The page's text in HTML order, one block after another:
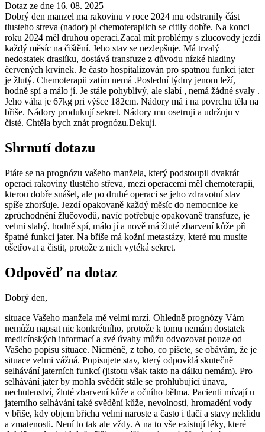
Dotaz ze dne 16. 08. 2025
Dobrý den manzel ma rakovinu v roce 2024 mu odstranily část
tlusteho streva (nador) pi chemoterapiich se citily dobře. Na konci
roku 2024 měl druhou operaci.Zacal mít problémy s zlucovody jezdí
každý měsíc na čištění. Jeho stav se nezlepšuje. Má trvalý
nedostatek draslíku, dostává transfuze z důvodu nízké hladiny
červených krvinek. Je často hospitalizován pro spatnou funkci jater
je žlutý. Chemoterapii zatím nemá .Poslední týdny jenom leží,
hodně spí a málo jí. Je stále pohyblivý, ale slabí , nemá žádné svaly .
Jeho váha je 67kg pri výšce 182cm. Nádory má i na povrchu těla na
břiše. Nádory produkují sekret. Nádory mu osetruji a udržuju v
čisté. Chtěla bych znát prognózu.Dekuji.
Shrnutí dotazu
Ptáte se na prognózu vašeho manžela, který podstoupil dvakrát
operaci rakoviny tlustého střeva, mezi operacemi měl chemoterapii,
kterou dobře snášel, ale po druhé operaci se jeho zdravotní stav
spíše zhoršuje. Jezdí opakovaně každý měsíc do nemocnice ke
zprůchodnění žlučovodů, navíc potřebuje opakovaně transfuze, je
velmi slabý, hodně spí, málo jí a nově má žluté zbarvení kůže při
špatné funkci jater. Na břiše má kožní metastázy, které mu musíte
ošetřovat a čistit, protože z nich vytéká sekret.
Odpověď na dotaz
Dobrý den,
situace Vašeho manžela mě velmi mrzí. Ohledně prognózy Vám
nemůžu napsat nic konkrétního, protože k tomu nemám dostatek
medicínských informací a své úvahy můžu odvozovat pouze od
Vašeho popisu situace. Nicméně, z toho, co píšete, se obávám, že je
situace velmi vážná. Popisujete stav, který odpovídá skutečně
selhávání jaterních funkcí (jistotu však takto na dálku nemám). Pro
selhávání jater by mohla svědčit stále se prohlubující únava,
nechutenství, žluté zbarvení kůže a očního bělma. Pacienti mívají u
jaterního selhávání také svědění kůže, nevolnosti, hromadění vody
v břiše, kdy objem břicha velmi naroste a často i tlačí a stavy neklidu
a zmatenosti. Není to tak ale vždy. A na to vše existují léky, které